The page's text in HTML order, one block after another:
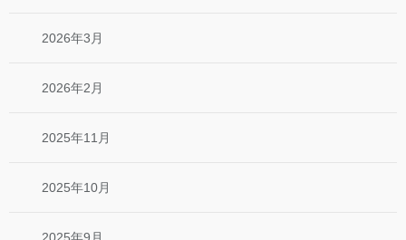
2026年3月
2026年2月
2025年11月
2025年10月
2025年9月